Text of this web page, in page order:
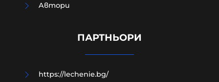
Модернизацията на бойната ни
години нехайство и саботажи
Aвтори
ПАРТНЬОРИ
https://lechenie.bg/